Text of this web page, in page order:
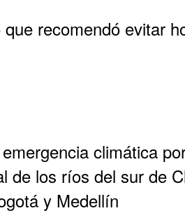
recomendó evitar
climática
de los ríos del sur de
y Medellín